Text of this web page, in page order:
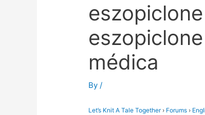
médica
By/
Let’s Knit A Tale Together › Forums ›